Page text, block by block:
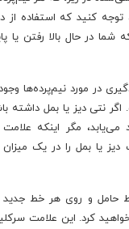
کنید که استفاده از
شما در حال بالا رفتن یا
در مورد نیم‌پرده‌ها
نتی دیز یا بمل داشته
می‌یابد، مگر اینکه
دیز یا بمل را در یک
حامل و روی هر خط جدید
کرد. این علامت